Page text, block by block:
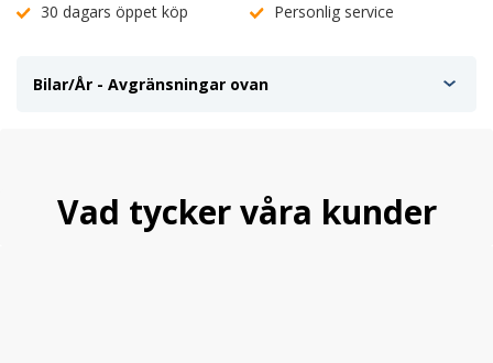
30 dagars öppet köp
Personlig service
Bilar/År - Avgränsningar ovan
Vad tycker våra kunder